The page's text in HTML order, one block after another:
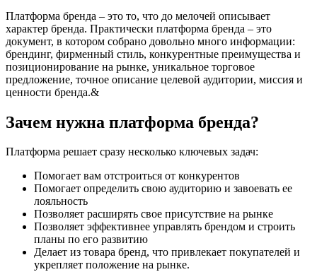
Платформа бренда – это то, что до мелочей описывает
характер бренда. Практически платформа бренда – это
документ, в котором собрано довольно много информации:
брендинг, фирменный стиль, конкурентные преимущества и
позиционирование на рынке, уникальное торговое
предложение, точное описание целевой аудитории, миссия и
ценности бренда.&
Зачем нужна платформа бренда?
Платформа решает сразу несколько ключевых задач:
Помогает вам отстроиться от конкурентов
Помогает определить свою аудиторию и завоевать ее
лояльность
Позволяет расширять свое присутствие на рынке
Позволяет эффективнее управлять брендом и строить
планы по его развитию
Делает из товара бренд, что привлекает покупателей и
укрепляет положение на рынке.